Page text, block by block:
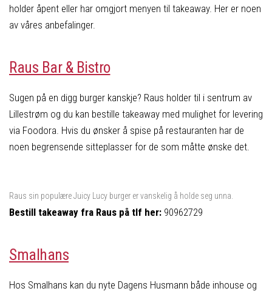
holder åpent eller har omgjort menyen til takeaway. Her er noen
av våres anbefalinger.
Raus Bar & Bistro
Sugen på en digg burger kanskje? Raus holder til i sentrum av
Lillestrøm og du kan bestille takeaway med mulighet for levering
via Foodora. Hvis du ønsker å spise på restauranten har de
noen begrensende sitteplasser for de som måtte ønske det.
Raus sin populære Juicy Lucy burger er vanskelig å holde seg unna.
Bestill takeaway fra Raus på tlf her: 90962729
Smalhans
Hos Smalhans kan du nyte Dagens Husmann både inhouse og